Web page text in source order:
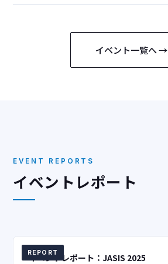
イベント一覧へ →
EVENT REPORTS
イベントレポート
REPORT
イベントレポート：JASIS 2025